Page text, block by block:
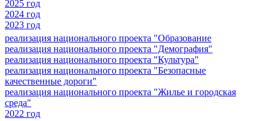
2025 год
2024 год
2023 год
реализация национального проекта "Образование
реализация национального проекта "Демография"
реализация национального проекта "Культура"
реализация национального проекта "Безопасные
качественные дороги"
реализация национального проекта "Жилье и городская
среда"
2022 год